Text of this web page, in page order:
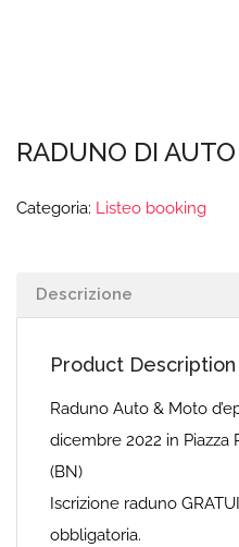
RADUNO DI
Categoria: Listeo booking
Descrizione
Product Description
Raduno Auto & Moto
dicembre 2022 in Piazza
(BN)
Iscrizione raduno
obbligatoria.